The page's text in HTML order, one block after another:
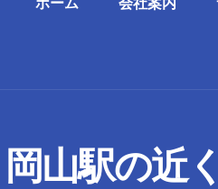
岡山駅の近